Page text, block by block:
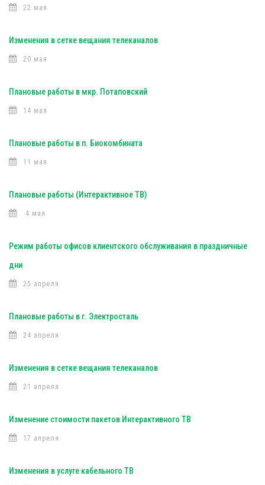
22 мая
Изменения в сетке вещания телеканалов
20 мая
Плановые работы в мкр. Потаповский
14 мая
Плановые работы в п. Биокомбината
11 мая
Плановые работы (Интерактивное ТВ)
4 мая
Режим работы офисов клиентского обслуживания в праздничные
дни
25 апреля
Плановые работы в г. Электросталь
24 апреля
Изменения в сетке вещания телеканалов
21 апреля
Изменение стоимости пакетов Интерактивного ТВ
17 апреля
Изменения в услуге кабельного ТВ